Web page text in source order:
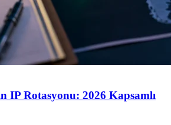
IP Rotasyonu: 2026 Kapsamlı